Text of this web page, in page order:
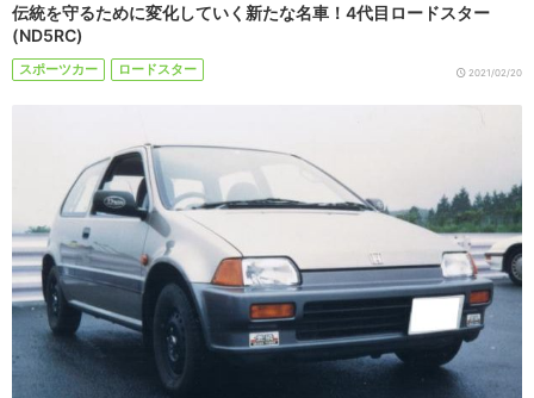
伝統を守るために変化していく新たな名車！4代目ロードスター
(ND5RC)
スポーツカー ロードスター 2021/02/20